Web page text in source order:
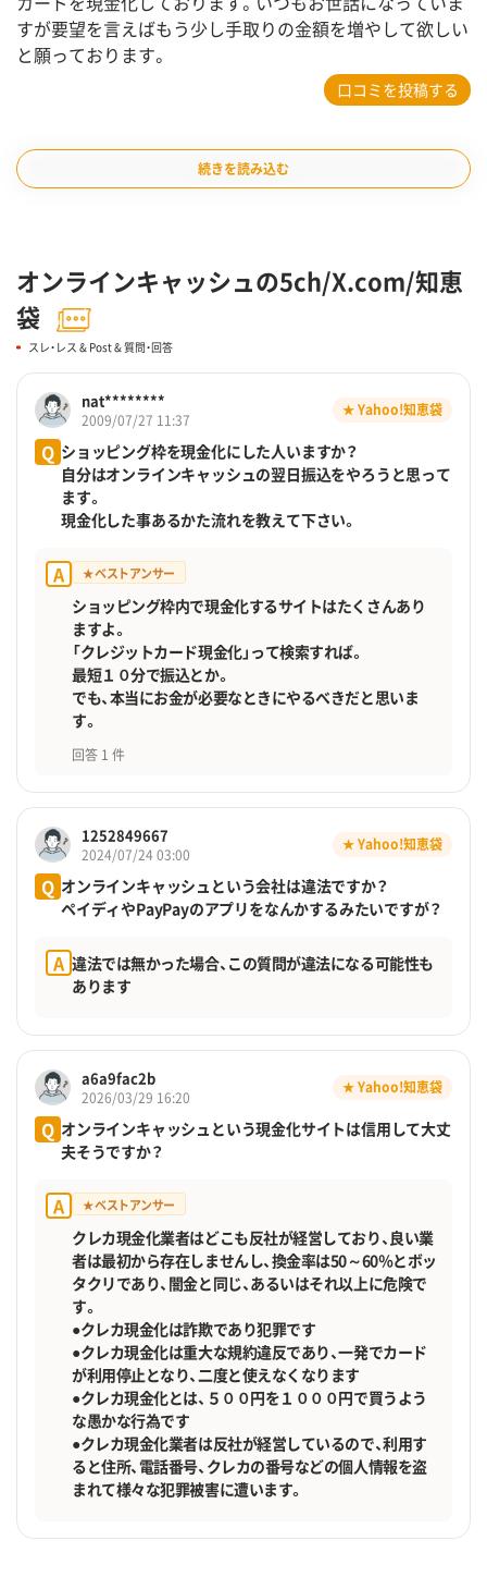
すが要望を言えばもう少し手取りの金額を増やして欲しい
と願っております。
口コミを投稿する
続きを読み込む
オンラインキャッシュの5ch/X.com/知恵
袋
スレ・レス & Post & 質問・回答
nat********
2009/07/27 11:37
★ Yahoo!知恵袋
Q ショッピング枠を現金化にした人いますか？
自分はオンラインキャッシュの翌日振込をやろうと思って
ます。
現金化した事あるかた流れを教えて下さい。
A ★ ベストアンサー
ショッピング枠内で現金化するサイトはたくさんあり
ますよ。
「クレジットカード現金化」って検索すれば。
最短１０分で振込とか。
でも、本当にお金が必要なときにやるべきだと思いま
す。
回答 1 件
1252849667
2024/07/24 03:00
★ Yahoo!知恵袋
Q オンラインキャッシュという会社は違法ですか？
ペイディやPayPayのアプリをなんかするみたいですが？
A 違法では無かった場合、この質問が違法になる可能性も
あります
a6a9fac2b
2026/03/29 16:20
★ Yahoo!知恵袋
Q オンラインキャッシュという現金化サイトは信用して大丈
夫そうですか？
A ★ ベストアンサー
クレカ現金化業者はどこも反社が経営しており、良い業
者は最初から存在しませんし、換金率は50～60％とボッ
タクリであり、闇金と同じ、あるいはそれ以上に危険で
す。
●クレカ現金化は詐欺であり犯罪です
●クレカ現金化は重大な規約違反であり、一発でカード
が利用停止となり、二度と使えなくなります
●クレカ現金化とは、５００円を１０００円で買うよう
な愚かな行為です
●クレカ現金化業者は反社が経営しているので、利用す
ると住所、電話番号、クレカの番号などの個人情報を盗
まれて様々な犯罪被害に遭います。